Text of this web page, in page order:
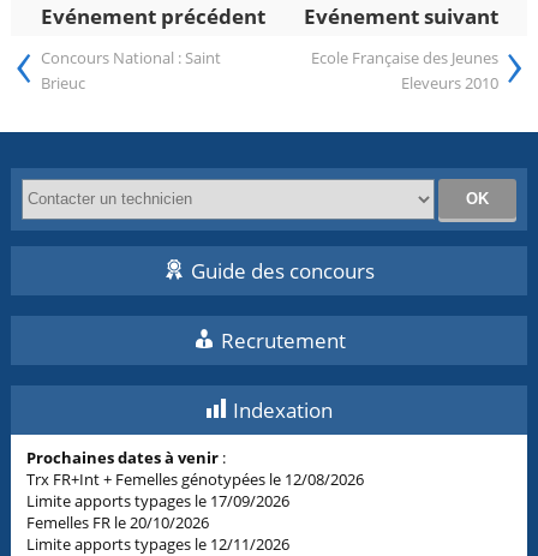
Evénement précédent Evénement suivant
‹ Concours National : Saint
Brieuc
Ecole Française des Jeunes
Eleveurs 2010 ›
Guide des concours
Recrutement
Indexation
Prochaines dates à venir :
Trx FR+Int + Femelles génotypées le 12/08/2026
Limite apports typages le 17/09/2026
Femelles FR le 20/10/2026
Limite apports typages le 12/11/2026